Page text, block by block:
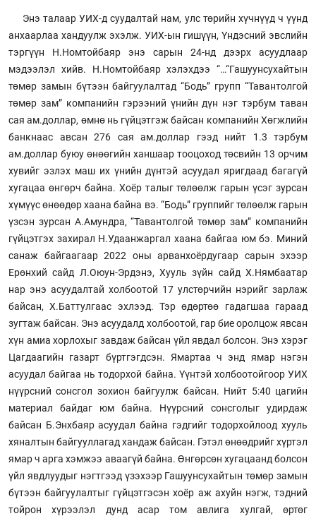
Энэ талаар УИХ-д суудалтай нам, улс төрийн хүчнүүд ч үүнд
анхаарлаа хандуулж эхэлж. УИХ-ын гишүүн, Үндэсний эвслийн
тэргүүн Н.Номтойбаяр энэ сарын 24-нд дээрх асуудлаар
мэдээлэл хийв. Н.Номтойбаяр хэлэхдээ “…“Гашуунсухайтын
төмөр замын бүтээн байгуулалтад “Бодь” групп “Тавантолгой
төмөр зам” компанийн гэрээний үнийн дүн нэг тэрбум таван
сая ам.доллар, өмнө нь гүйцэтгэж байсан компанийн Хөгжлийн
банкнаас авсан 276 сая ам.доллар гээд нийт 1.3 тэрбум
ам.доллар буюу өнөөгийн ханшаар тооцоход төсвийн 13 орчим
хувийг эзлэх маш их үнийн дүнтэй асуудал яригдаад багагүй
хугацаа өнгөрч байна. Хоёр талыг төлөөлж гарын үсэг зурсан
хүмүүс өнөөдөр хаана байна вэ. “Бодь” группийг төлөөлж гарын
үзсэн зурсан А.Амундра, “Тавантолгой төмөр зам” компанийн
гүйцэтгэх захирал Н.Удаанжаргал хаана байгаа юм бэ. Миний
санаж байгаагаар 2022 оны арванхоёрдугаар сарын эхээр
Ерөнхий сайд Л.Оюун-Эрдэнэ, Хууль зүйн сайд Х.Нямбаатар
нар энэ асуудалтай холбоотой 17 улстөрчийн нэрийг зарлаж
байсан, Х.Баттулгаас эхлээд. Тэр өдөртөө гадагшаа гараад
зугтаж байсан. Энэ асуудалд холбоотой, гар бие оролцож явсан
хүн амиа хорлохыг завдаж байсан үйл явдал болсон. Энэ хэрэг
Цагдаагийн газарт бүртгэгдсэн. Ямартаа ч энд ямар нэгэн
асуудал байгаа нь тодорхой байна. Үүнтэй холбоотойгоор УИХ
нүүрсний сонсгол зохион байгуулж байсан. Нийт 5:40 цагийн
материал байдаг юм байна. Нүүрсний сонсголыг удирдаж
байсан Б.Энхбаяр асуудал байна гэдгийг тодорхойлоод хууль
хяналтын байгууллагад хандаж байсан. Гэтэл өнөөдрийг хүртэл
ямар ч арга хэмжээ аваагүй байна. Өнгөрсөн хугацаанд болсон
үйл явдлуудыг нэгтгээд үзэхээр Гашуунсухайтын төмөр замын
бүтээн байгуулалтыг гүйцэтгэсэн хоёр аж ахуйн нэгж, тэдний
тойрон хүрээлэл дунд асар том авлига хулгай, өртөг